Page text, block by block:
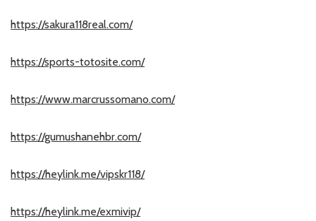
https://sakura118real.com/
https://sports-totosite.com/
https://www.marcrussomano.com/
https://gumushanehbr.com/
https://heylink.me/vipskr118/
https://heylink.me/exmivip/